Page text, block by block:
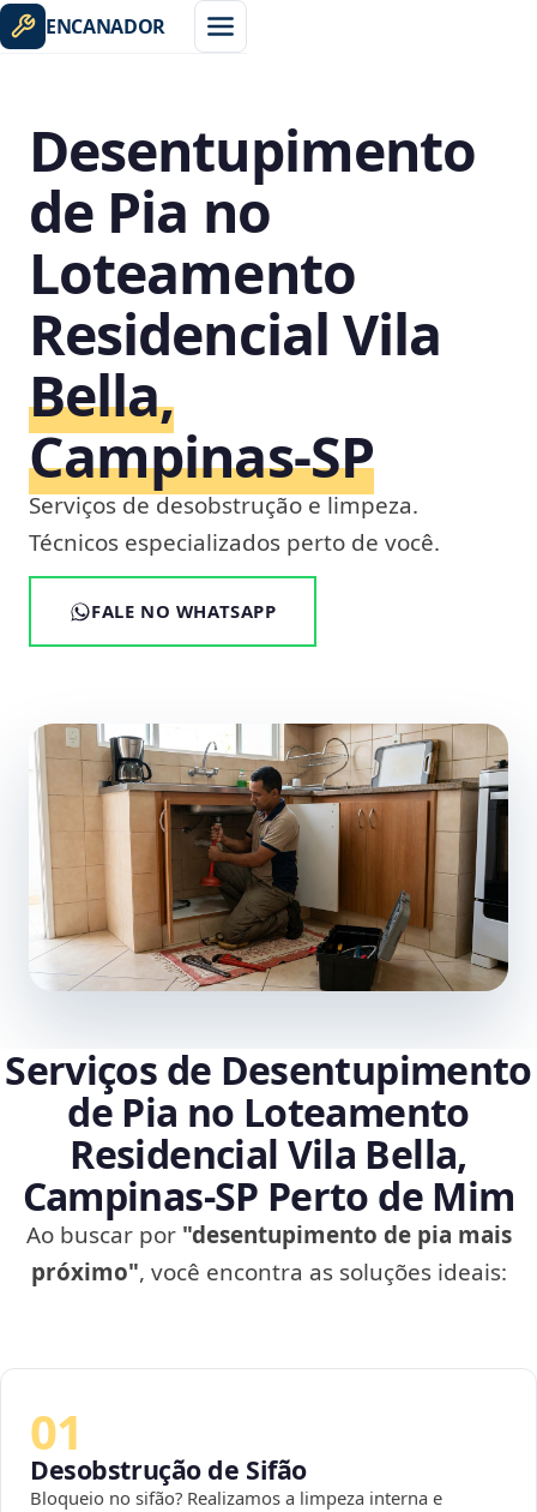
ENCANADOR
Desentupimento
de Pia no
Loteamento
Residencial Vila
Bella,
Campinas‑SP
Serviços de desobstrução e limpeza.
Técnicos especializados perto de você.
FALE NO WHATSAPP
Serviços de Desentupimento
de Pia no Loteamento
Residencial Vila Bella,
Campinas‑SP Perto de Mim
Ao buscar por "desentupimento de pia mais
próximo", você encontra as soluções ideais:
01
Desobstrução de Sifão
Bloqueio no sifão? Realizamos a limpeza interna e